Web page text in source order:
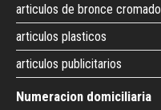
articulos de bronce cromado
articulos plasticos
articulos publicitarios
numeracion domiciliaria